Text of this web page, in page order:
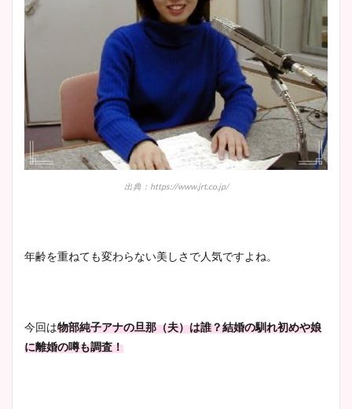
出典：https://www.jrt.co.jp/
年齢を重ねても変わらない美しさで人気ですよね。
今回は物部純子アナの旦那（夫）は誰？結婚の馴れ初めや娘
に離婚の噂も調査！